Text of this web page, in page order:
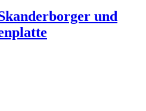
und